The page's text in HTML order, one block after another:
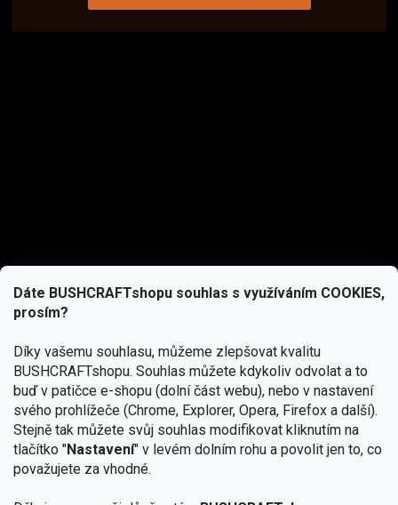
Dáte BUSHCRAFTshopu souhlas s využíváním COOKIES,
prosím?
Díky vašemu souhlasu, můžeme zlepšovat kvalitu
BUSHCRAFTshopu. Souhlas můžete kdykoliv odvolat a to
buď v patičce e-shopu (dolní část webu), nebo v nastavení
svého prohlížeče (Chrome, Explorer, Opera, Firefox a další).
Stejně tak můžete svůj souhlas modifikovat kliknutím na
tlačítko "Nastavení" v levém dolním rohu a povolit jen to, co
považujete za vhodné.